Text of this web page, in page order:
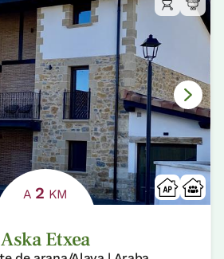
A 2 KM
Aska Etxea